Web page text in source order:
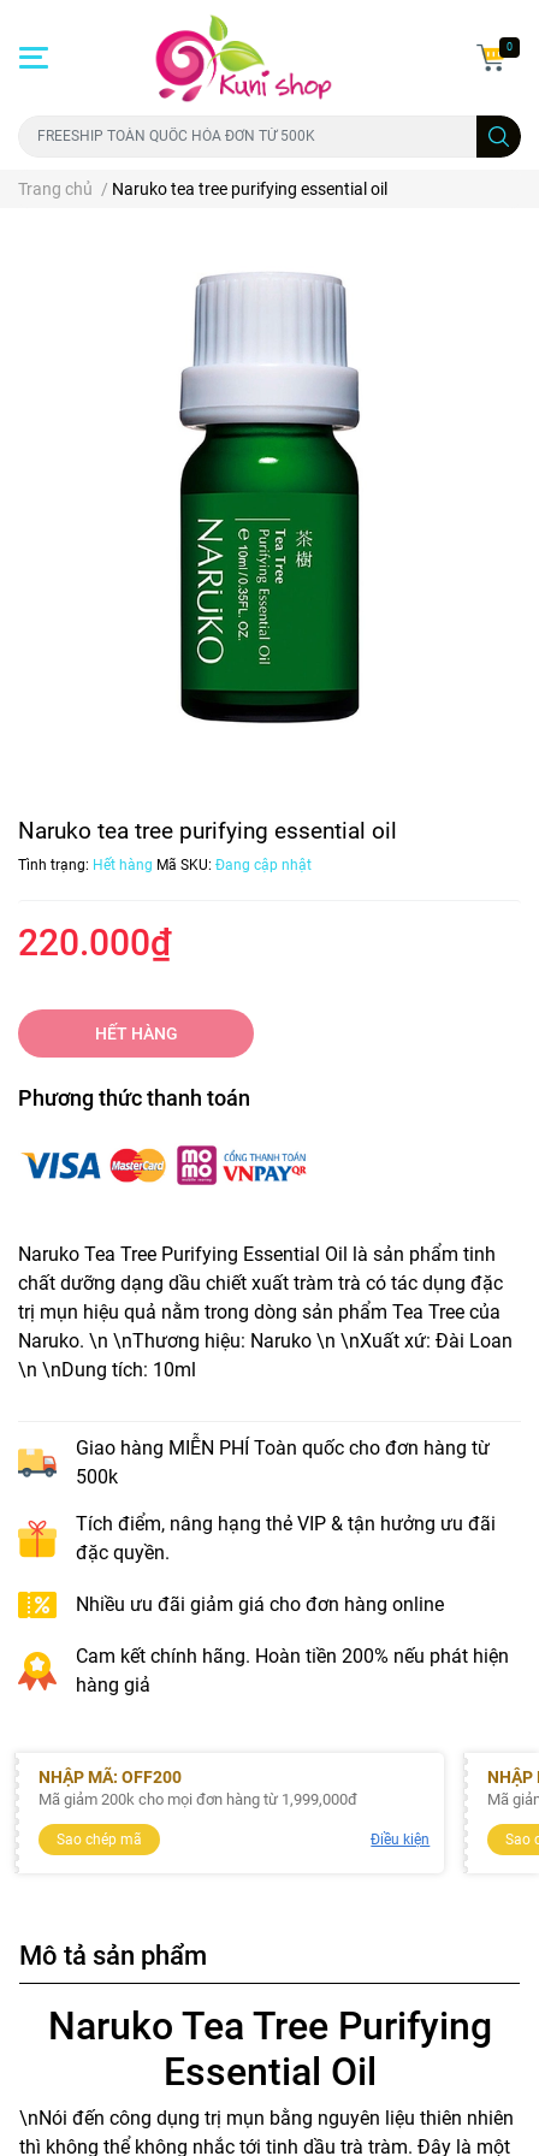
0
Trang chủ / Naruko tea tree purifying essential oil
Naruko tea tree purifying essential oil
Tình trạng: Hết hàng Mã SKU: Đang cập nhật
220.000₫
HẾT HÀNG
Phương thức thanh toán
Naruko Tea Tree Purifying Essential Oil là sản phẩm tinh
chất dưỡng dạng dầu chiết xuất tràm trà có tác dụng đặc
trị mụn hiệu quả nằm trong dòng sản phẩm Tea Tree của
Naruko. \n \nThương hiệu: Naruko \n \nXuất xứ: Đài Loan
\n \nDung tích: 10ml
Giao hàng MIỄN PHÍ Toàn quốc cho đơn hàng từ
500k
Tích điểm, nâng hạng thẻ VIP & tận hưởng ưu đãi
đặc quyền.
Nhiều ưu đãi giảm giá cho đơn hàng online
Cam kết chính hãng. Hoàn tiền 200% nếu phát hiện
hàng giả
NHẬP MÃ: OFF200
Mã giảm 200k cho mọi đơn hàng từ 1,999,000đ
Sao chép mã Điều kiện
NHẬP
Mã
Sao
Mô tả sản phẩm
Naruko Tea Tree Purifying
Essential Oil
\nNói đến công dụng trị mụn bằng nguyên liệu thiên nhiên
thì không thể không nhắc tới tinh dầu trà tràm. Đây là một